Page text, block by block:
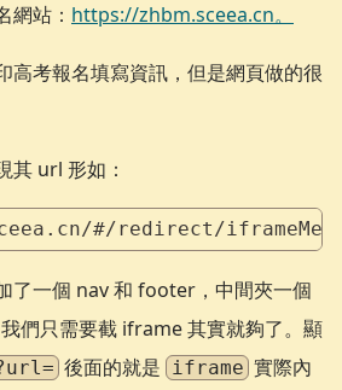
網站： https://zhbm.sceea.cn。
高考報名填寫資訊，但是網頁做的很
其 url 形如：
#/redirect/
了一個 nav 和 footer，中間夾一個
們只需要截 iframe 其實就夠了。顯
後面的就是 iframe 實際內